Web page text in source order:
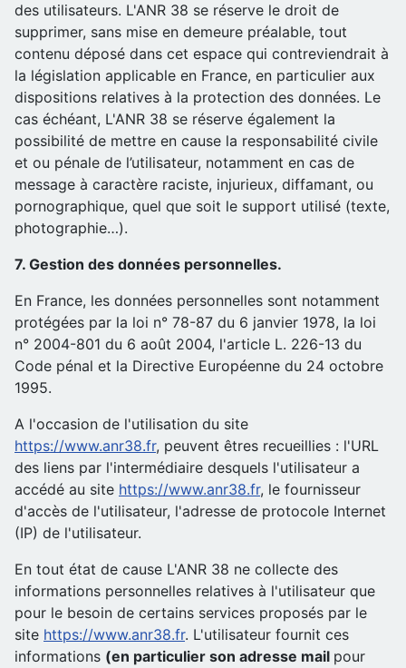
des utilisateurs. L'ANR 38 se réserve le droit de
supprimer, sans mise en demeure préalable, tout
contenu déposé dans cet espace qui contreviendrait à
la législation applicable en France, en particulier aux
dispositions relatives à la protection des données. Le
cas échéant, L'ANR 38 se réserve également la
possibilité de mettre en cause la responsabilité civile
et ou pénale de l’utilisateur, notamment en cas de
message à caractère raciste, injurieux, diffamant, ou
pornographique, quel que soit le support utilisé (texte,
photographie…).
7. Gestion des données personnelles.
En France, les données personnelles sont notamment
protégées par la loi n° 78-87 du 6 janvier 1978, la loi
n° 2004-801 du 6 août 2004, l'article L. 226-13 du
Code pénal et la Directive Européenne du 24 octobre
1995.
A l'occasion de l'utilisation du site
https://www.anr38.fr, peuvent êtres recueillies : l'URL
des liens par l'intermédiaire desquels l'utilisateur a
accédé au site https://www.anr38.fr, le fournisseur
d'accès de l'utilisateur, l'adresse de protocole Internet
(IP) de l'utilisateur.
En tout état de cause L'ANR 38 ne collecte des
informations personnelles relatives à l'utilisateur que
pour le besoin de certains services proposés par le
site https://www.anr38.fr. L'utilisateur fournit ces
informations (en particulier son adresse mail pour